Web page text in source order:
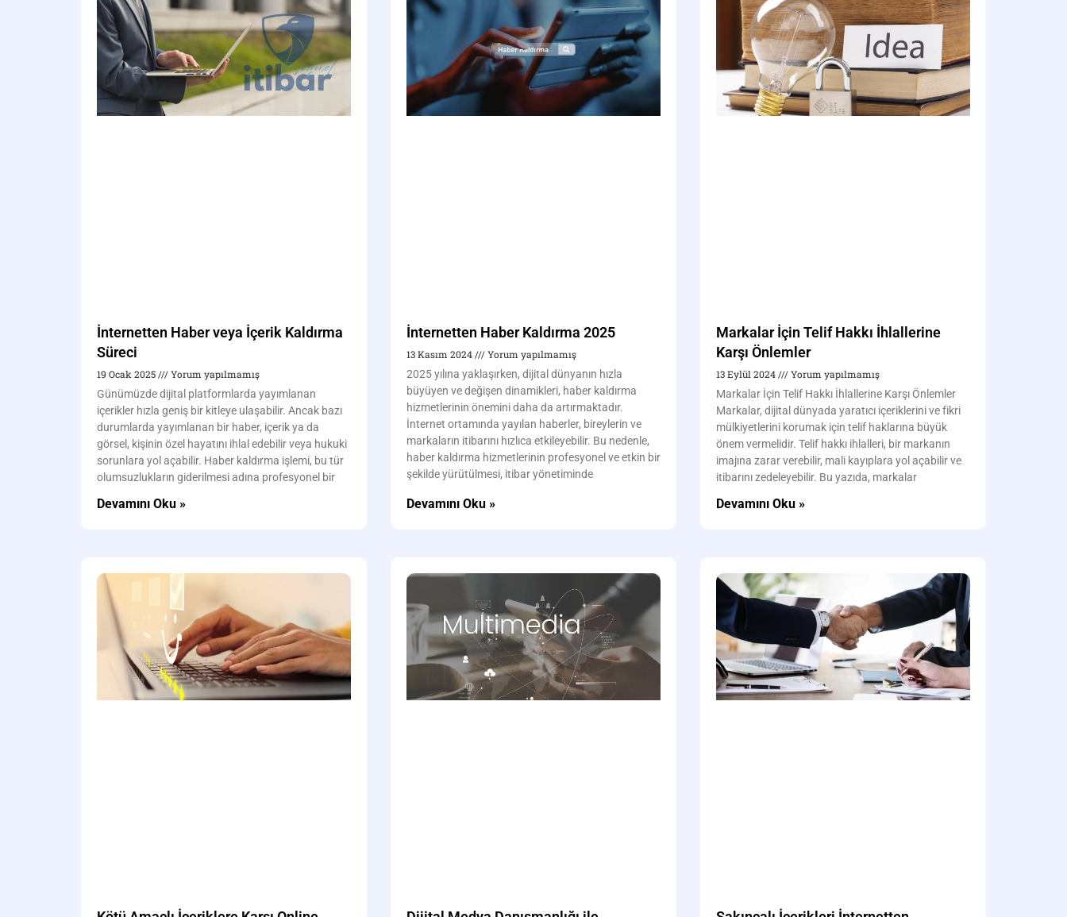
İnternetten Haber veya İçerik Kaldırma
Süreci
19 Ocak 2025
Yorum yapılmamış
Günümüzde dijital platformlarda yayımlanan
içerikler hızla geniş bir kitleye ulaşabilir. Ancak bazı
durumlarda yayımlanan bir haber, içerik ya da
görsel, kişinin özel hayatını ihlal edebilir veya hukuki
sorunlara yol açabilir. Haber kaldırma işlemi, bu tür
olumsuzlukların giderilmesi adına profesyonel bir
Devamını Oku »
İnternetten Haber Kaldırma 2025
13 Kasım 2024
Yorum yapılmamış
2025 yılına yaklaşırken, dijital dünyanın hızla
büyüyen ve değişen dinamikleri, haber kaldırma
hizmetlerinin önemini daha da artırmaktadır.
İnternet ortamında yayılan haberler, bireylerin ve
markaların itibarını hızlıca etkileyebilir. Bu nedenle,
haber kaldırma hizmetlerinin profesyonel ve etkin bir
şekilde yürütülmesi, itibar yönetiminde
Devamını Oku »
Markalar İçin Telif Hakkı İhlallerine
Karşı Önlemler
13 Eylül 2024
Yorum yapılmamış
Markalar İçin Telif Hakkı İhlallerine Karşı Önlemler
Markalar, dijital dünyada yaratıcı içeriklerini ve fikri
mülkiyetlerini korumak için telif haklarına büyük
önem vermelidir. Telif hakkı ihlalleri, bir markanın
imajına zarar verebilir, mali kayıplara yol açabilir ve
itibarını zedeleyebilir. Bu yazıda, markalar
Devamını Oku »